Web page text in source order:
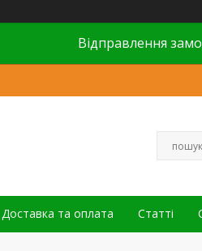
Відправлення
Доставка та оплата Статті